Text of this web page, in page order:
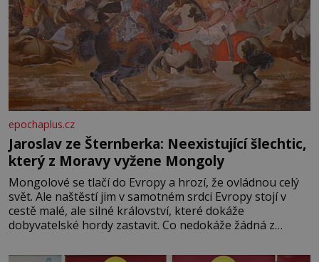
epochaplus.cz
Jaroslav ze Šternberka: Neexistující šlechtic,
který z Moravy vyžene Mongoly
Mongolové se tlačí do Evropy a hrozí, že ovládnou celý
svět. Ale naštěstí jim v samotném srdci Evropy stojí v
cestě malé, ale silné království, které dokáže
dobyvatelské hordy zastavit. Co nedokáže žádná z
král. Nebo že by ne? Mongolové od roku 1223 postupují